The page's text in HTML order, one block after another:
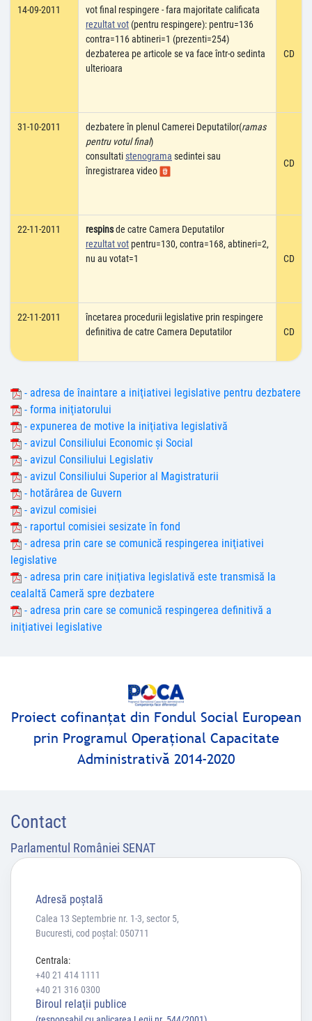
14-09-2011
vot final respingere - fara majoritate calificata
rezultat vot (pentru respingere): pentru=136
contra=116 abtineri=1 (prezenti=254)
dezbaterea pe articole se va face într-o sedinta
ulterioara
CD
31-10-2011 dezbatere în plenul Camerei Deputatilor(ramas
pentru votul final)
consultatistenograma sedintei sau
înregistrarea video
CD
22-11-2011 respinsde catre Camera Deputatilor
rezultat vot pentru=130, contra=168, abtineri=2,
nu au votat=1
CD
22-11-2011
încetarea procedurii legislative prin respingere
definitiva de catre Camera Deputatilor
CD
- adresa de înaintare a iniţiativei legislative pentru dezbatere
- forma iniţiatorului
- expunerea de motive la iniţiativa legislativă
- avizul Consiliului Economic şi Social
- avizul Consiliului Legislativ
- avizul Consiliului Superior al Magistraturii
- hotărârea de Guvern
- avizul comisiei
- raportul comisiei sesizate în fond
- adresa prin care se comunică respingerea iniţiativei
legislative
- adresa prin care iniţiativa legislativă este transmisă la
cealaltă Cameră spre dezbatere
- adresa prin care se comunică respingerea definitivă a
iniţiativei legislative
Proiect cofinanţat din Fondul Social European
prin Programul Operaţional Capacitate
Administrativă 2014-2020
Contact
Parlamentul României SENAT
Adresă poştală
Calea 13 Septembrie nr. 1-3, sector 5,
Bucuresti, cod poștal: 050711
Centrala:
+40 21 414 1111
+40 21 316 0300
Biroul relaţii publice